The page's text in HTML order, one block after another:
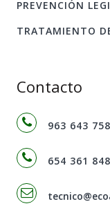
PREVENCIÓN
TRATAMIENTO
Contacto
963 643 758
654 361 848